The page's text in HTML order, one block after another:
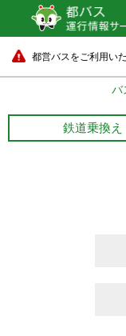
都営バスをご利用い
バ
鉄道乗換え